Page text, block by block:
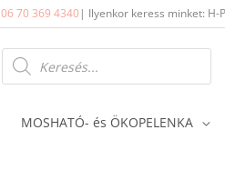
06 70 369 4340| Ilyenkor keress minket: H-
Products
search
MOSHATÓ- és ÖKOPELENKA